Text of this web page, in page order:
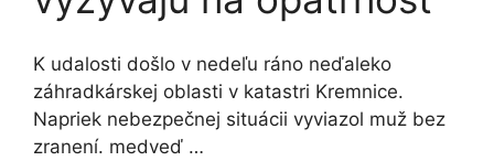
K udalosti došlo v nedeľu ráno neďaleko
záhradkárskej oblasti v katastri Kremnice.
Napriek nebezpečnej situácii vyviazol muž bez
zranení. medveď …